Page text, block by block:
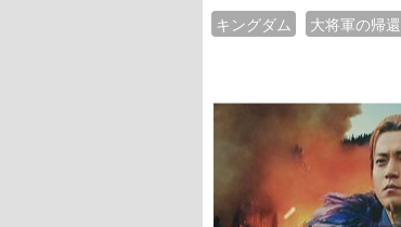
キングダム
大将軍の帰還